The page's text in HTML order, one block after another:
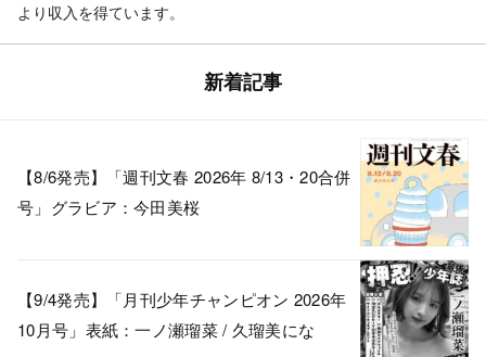
より収入を得ています。
新着記事
【8/6発売】「週刊文春 2026年 8/13・20合併
号」グラビア：今田美桜
【9/4発売】「月刊少年チャンピオン 2026年
10月号」表紙：一ノ瀬瑠菜 / 久瑠美にな